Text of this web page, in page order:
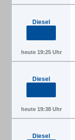
Diesel
heute 19:25 Uhr
Diesel
heute 19:38 Uhr
Diesel